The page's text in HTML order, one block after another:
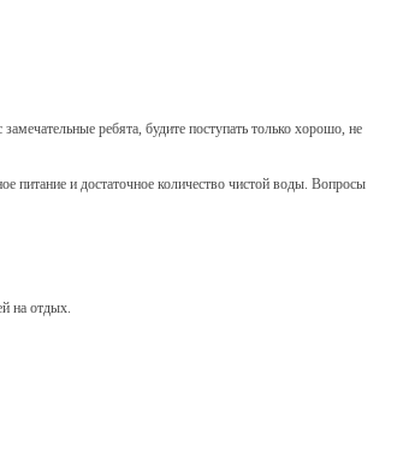
ребята, будите поступать только хорошо, не
питание и достаточное количество чистой воды. Вопросы
на отдых.